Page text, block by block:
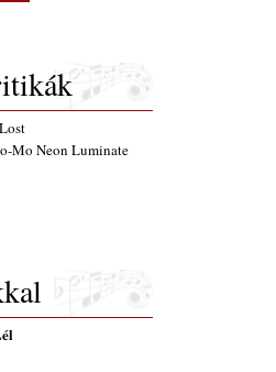
Mo Neon Luminate